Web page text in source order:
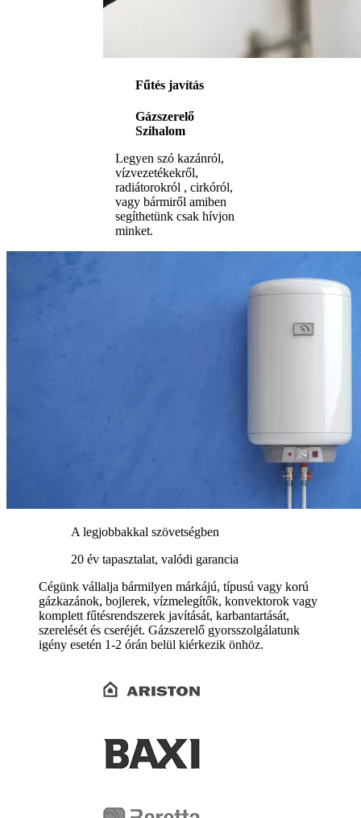
Fűtés javítás
Gázszerelő
Szihalom
Legyen szó kazánról,
vízvezetékekről,
radiátorokról , cirkóról,
vagy bármiről amiben
segíthetünk csak hívjon
minket.
A legjobbakkal szövetségben
20 év tapasztalat, valódi garancia
Cégünk vállalja bármilyen márkájú, típusú vagy korú
gázkazánok, bojlerek, vízmelegítők, konvektorok vagy
komplett fűtésrendszerek javítását, karbantartását,
szerelését és cseréjét. Gázszerelő gyorsszolgálatunk
igény esetén 1-2 órán belül kiérkezik önhöz.